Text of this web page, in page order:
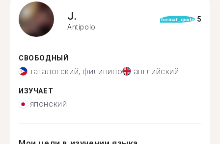
J.
Antipolo
format_quote 5
СВОБОДНЫЙ
тагалогский, филипино английский
ИЗУЧАЕТ
японский